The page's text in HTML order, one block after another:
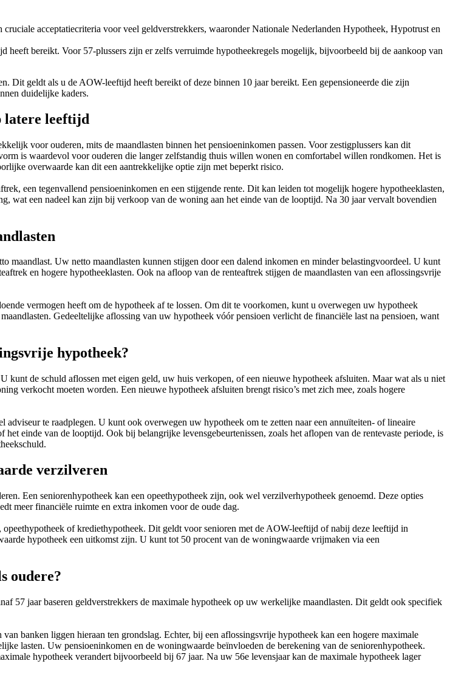
acceptatiecriteria voor veel geldverstrekkers, waaronder Nationale Nederlanden Hypotheek, Hypotrust en
bereikt. Voor 57-plussers zijn er zelfs verruimde hypotheekregels mogelijk, bijvoorbeeld bij de aankoop van
Dit geldt als u de AOW-leeftijd heeft bereikt of deze binnen 10 jaar bereikt. Een gepensioneerde die zijn
duidelijke kaders.
latere leeftijd
voor ouderen, mits de maandlasten binnen het pensioeninkomen passen. Voor zestigplussers kan dit
is waardevol voor ouderen die langer zelfstandig thuis willen wonen en comfortabel willen rondkomen. Het is
overwaarde kan dit een aantrekkelijke optie zijn met beperkt risico.
een tegenvallend pensioeninkomen en een stijgende rente. Dit kan leiden tot mogelijk hogere hypotheeklasten,
wat een nadeel kan zijn bij verkoop van de woning aan het einde van de looptijd. Na 30 jaar vervalt bovendien
maandlast. Uw netto maandlasten kunnen stijgen door een dalend inkomen en minder belastingvoordeel. U kunt
en hogere hypotheeklasten. Ook na afloop van de renteaftrek stijgen de maandlasten van een aflossingsvrije
vermogen heeft om de hypotheek af te lossen. Om dit te voorkomen, kunt u overwegen uw hypotheek
Gedeeltelijke aflossing van uw hypotheek vóór pensioen verlicht de financiële last na pensioen, want
hypotheek?
de schuld aflossen met eigen geld, uw huis verkopen, of een nieuwe hypotheek afsluiten. Maar wat als u niet
verkocht moeten worden. Een nieuwe hypotheek afsluiten brengt risico’s met zich mee, zoals hogere
te raadplegen. U kunt ook overwegen uw hypotheek om te zetten naar een annuïteiten- of lineaire
einde van de looptijd. Ook bij belangrijke levensgebeurtenissen, zoals het aflopen van de rentevaste periode, is
verzilveren
Een seniorenhypotheek kan een opeethypotheek zijn, ook wel verzilverhypotheek genoemd. Deze opties
meer financiële ruimte en extra inkomen voor de oude dag.
of krediethypotheek. Dit geldt voor senioren met de AOW-leeftijd of nabij deze leeftijd in
hypotheek een uitkomst zijn. U kunt tot 50 procent van de woningwaarde vrijmaken via een
oudere?
57 jaar baseren geldverstrekkers de maximale hypotheek op uw werkelijke maandlasten. Dit geldt ook specifiek
banken liggen hieraan ten grondslag. Echter, bij een aflossingsvrije hypotheek kan een hogere maximale
lasten. Uw pensioeninkomen en de woningwaarde beïnvloeden de berekening van de seniorenhypotheek.
hypotheek verandert bijvoorbeeld bij 67 jaar. Na uw 56e levensjaar kan de maximale hypotheek lager